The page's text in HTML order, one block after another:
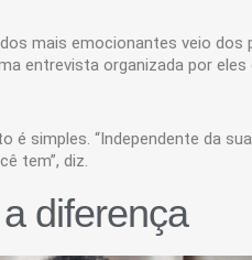
mais emocionantes veio dos
entrevista organizada por eles
é simples. “Independente da
tem”, diz.
diferença